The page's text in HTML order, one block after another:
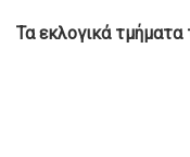
Τα εκλογικά τμήματα